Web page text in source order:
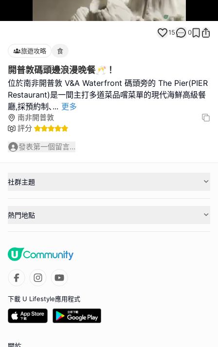
Loaded :
74.07%
15 0
旅遊攻略 食
開普敦碼頭邊浪漫晚餐🥂！
位於南非開普敦 V&A Waterfront 碼頭旁的 The Pier(PIER
Restaurant)是一間主打多道菜品嚐菜單的現代海鮮高級餐
廳,採預約制､ ... 更多
南非開普敦
評分
發表第一個留言...
社群主題
熱門地點
下載 U Lifestyle應用程式